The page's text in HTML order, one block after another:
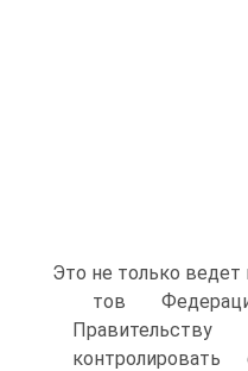
Это не только ведет
тов
контролировать